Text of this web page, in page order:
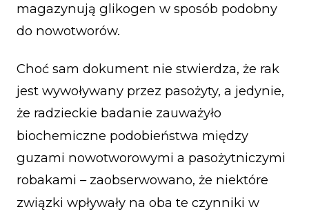
magazynują glikogen w sposób podobny
do nowotworów.
Choć sam dokument nie stwierdza, że rak
jest wywoływany przez pasożyty, a jedynie,
że radzieckie badanie zauważyło
biochemiczne podobieństwa między
guzami nowotworowymi a pasożytniczymi
robakami – zaobserwowano, że niektóre
związki wpływały na oba te czynniki w